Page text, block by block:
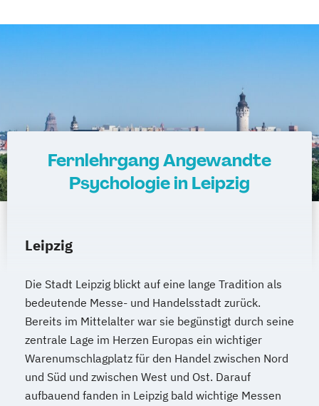
Fernlehrgang Angewandte
Psychologie in Leipzig
Leipzig
Die Stadt Leipzig blickt auf eine lange Tradition als
bedeutende Messe- und Handelsstadt zurück.
Bereits im Mittelalter war sie begünstigt durch seine
zentrale Lage im Herzen Europas ein wichtiger
Warenumschlagplatz für den Handel zwischen Nord
und Süd und zwischen West und Ost. Darauf
aufbauend fanden in Leipzig bald wichtige Messen